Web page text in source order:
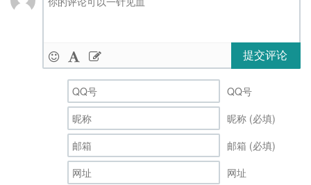
提交评论
QQ号
昵称 (必填)
邮箱 (必填)
网址